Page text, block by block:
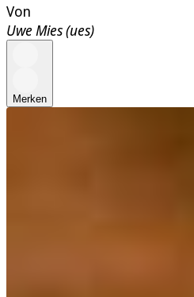
Von
Uwe Mies (ues)
Merken